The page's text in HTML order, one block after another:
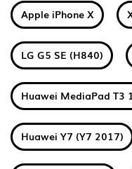
Apple iPhone X
LG G5 SE (H840)
Huawei MediaPad T3
Huawei Y7 (Y7 2017)